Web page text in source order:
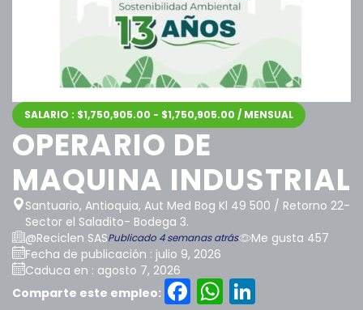
SALARIO : $1,750,905.00 - $1,750,905.00 / MENSUAL
OPERARIO DE
MAQUINA INDUSTRIAL
Santuario, Antioquia, Aut Med Bog Kl 49 500 / Retorno 22-
Sector el Saladito- Bodega 3.
@Reciclen SASPublicado 4 semanas atrás
Me gusta 457
Fecha de publicación : julio 9, 2026
Caduca en : agosto 7, 2026
Comparte este empleo:
Facebook